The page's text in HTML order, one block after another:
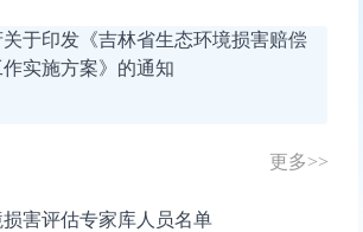
于印发《吉林省生态环境损害赔偿
实施方案》的通知
更多>>
害评估专家库人员名单